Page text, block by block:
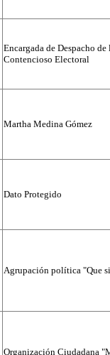
Encargada de Despacho
Contencioso Electoral
Martha Medina Gómez
Dato Protegido
Agrupación política "Que
Organización Ciudadana